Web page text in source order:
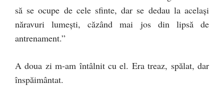
să se ocupe de cele sfinte, dar se dedau la acelaşi
năravuri lumeşti, căzând mai jos din lipsă de
antrenament.”
A doua zi m-am întâlnit cu el. Era treaz, spălat, dar
înspăimântat.